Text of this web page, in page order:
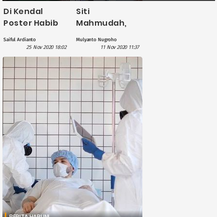
Di Kendal
Poster Habib
Rizieq Dilarung
ke Sungai
Sembari
Ditaburi Bunga
Saiful Ardianto
25 Nov 2020 18:02
Siti
Mahmudah,
Pengusaha
Konveksi yang
Banting Setir
Produksi
Masker
Souvenir
Mulyanto Nugroho
11 Nov 2020 11:37